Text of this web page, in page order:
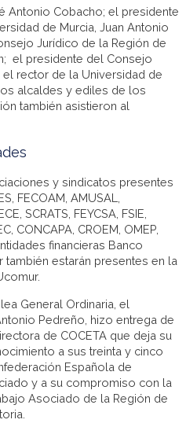
Antonio Cobacho; el presidente
de Murcia, Juan Antonio
Jurídico de la Región de
el presidente del Consejo
el rector de la Universidad de
alcaldes y ediles de los
también asistieron al
y sindicatos presentes
FECOAM, AMUSAL,
SCRATS, FEYCSA, FSIE,
CONCAPA, CROEM, OMEP,
financieras Banco
también estarán presentes en la
General Ordinaria, el
Pedreño, hizo entrega de
de COCETA que deja su
a sus treinta y cinco
Española de
y a su compromiso con la
Asociado de la Región de